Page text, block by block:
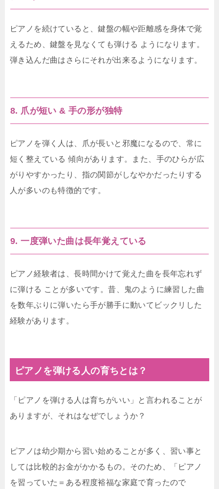
ピアノを続けていると、鍵盤の幅や距離感を身体で覚
えるため、鍵盤を見なくても弾ける ようになります。
弾き込んだ曲はさらにそれが出来るようになります。
8. 爪が短い & 手の形が独特
ピアノを弾く人は、爪が長いと邪魔になるので、常に
短く整えている 傾向があります。また、手のひらが広
がりやすかったり、指の関節がしなやかだったりする
人が多いのも特徴的です。
9. 一度弾いた曲は長年覚えている
ピアノ経験者は、長時間かけて覚えた曲を長年忘れず
に弾ける ことが多いです。昔、鬼のように練習した曲
を数年ぶりに弾いたら手が勝手に動いてビックリした
経験があります。
ピアノを弾ける人の育ちとは？
「ピアノを弾ける人は育ちがいい」と言われることが
ありますが、それはなぜでしょうか？
ピアノは幼少期から習い始めることが多く、習い事と
しては比較的お金がかかるもの。そのため、「ピアノ
を習っていた＝ある程度裕福な家庭で育ったので